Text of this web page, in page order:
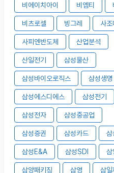
비에이치아이 비엠티
비츠로셀 빙그레 사조
사피엔반도체 산업분석
산일전기 삼성물산
삼성바이오로직스 삼성생명
삼성에스디에스 삼성전기
삼성전자 삼성중공업
삼성증권 삼성카드 삼
삼성E&A 삼성SDI 삼
삼양패키징 삼영 삼일